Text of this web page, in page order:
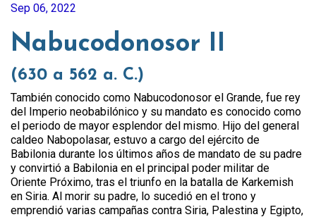
Sep 06, 2022
Nabucodonosor II
(630 a 562 a. C.)
También conocido como Nabucodonosor el Grande, fue rey
del Imperio neobabilónico y su mandato es conocido como
el periodo de mayor esplendor del mismo. Hijo del general
caldeo Nabopolasar, estuvo a cargo del ejército de
Babilonia durante los últimos años de mandato de su padre
y convirtió a Babilonia en el principal poder militar de
Oriente Próximo, tras el triunfo en la batalla de Karkemish
en Siria. Al morir su padre, lo sucedió en el trono y
emprendió varias campañas contra Siria, Palestina y Egipto,